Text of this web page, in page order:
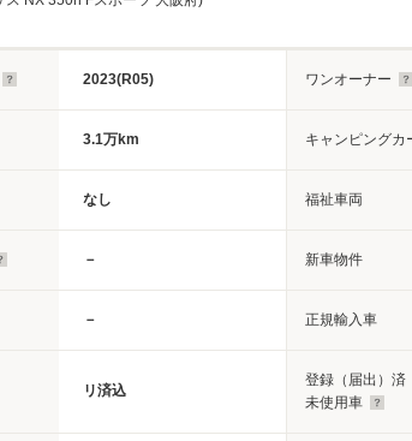
2023(R05) ワンオーナー
3.1万km キャンピングカ
なし 福祉車両
－ 新車物件
－ 正規輸入車
リ済込
登録（届出）済
未使用車